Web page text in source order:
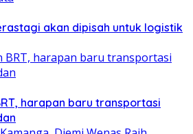
akan dipisah untuk logistik
harapan baru transportasi